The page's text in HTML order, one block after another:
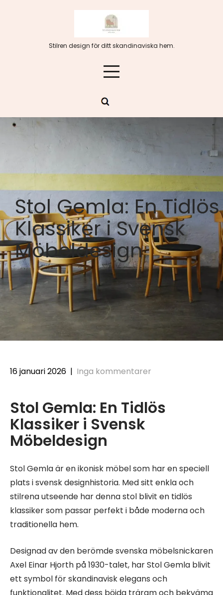
Stilren design för ditt skandinaviska hem.
Stol Gemla: En Tidlös
Klassiker i Svensk
Möbeldesign
16 januari 2026 | Inga kommentarer
Stol Gemla: En Tidlös
Klassiker i Svensk
Möbeldesign
Stol Gemla är en ikonisk möbel som har en speciell
plats i svensk designhistoria. Med sitt enkla och
stilrena utseende har denna stol blivit en tidlös
klassiker som passar perfekt i både moderna och
traditionella hem.
Designad av den berömde svenska möbelsnickaren
Axel Einar Hjorth på 1930-talet, har Stol Gemla blivit
ett symbol för skandinavisk elegans och